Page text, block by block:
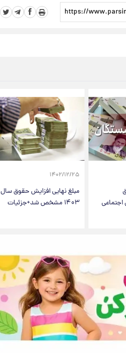
اجتماعی
۱۴۰۲/۱۲/۲۵
مبلغ نهایی افزایش حقوق سال
۱۴۰۳ مشخص شد+جزئیات